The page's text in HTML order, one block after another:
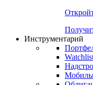
Инструментарий